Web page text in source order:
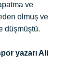
ve
olmuş ve
düşmüştü.
yazarı Ali